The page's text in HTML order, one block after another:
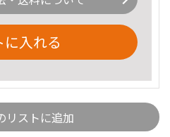
に入れる
リストに追加